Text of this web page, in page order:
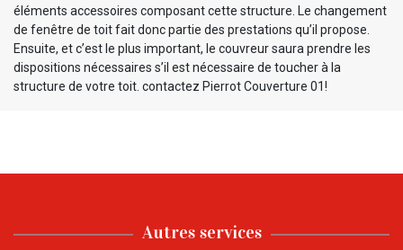
éléments accessoires composant cette structure. Le changement
de fenêtre de toit fait donc partie des prestations qu’il propose.
Ensuite, et c’est le plus important, le couvreur saura prendre les
dispositions nécessaires s’il est nécessaire de toucher à la
structure de votre toit. contactez Pierrot Couverture 01!
Autres services